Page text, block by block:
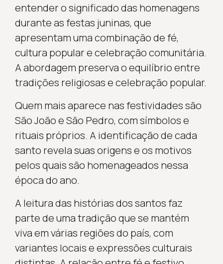
entender o significado das homenagens
durante as festas juninas, que
apresentam uma combinação de fé,
cultura popular e celebração comunitária.
A abordagem preserva o equilíbrio entre
tradições religiosas e celebração popular.
Quem mais aparece nas festividades são
São João e São Pedro, com símbolos e
rituais próprios. A identificação de cada
santo revela suas origens e os motivos
pelos quais são homenageados nessa
época do ano.
A leitura das histórias dos santos faz
parte de uma tradição que se mantém
viva em várias regiões do país, com
variantes locais e expressões culturais